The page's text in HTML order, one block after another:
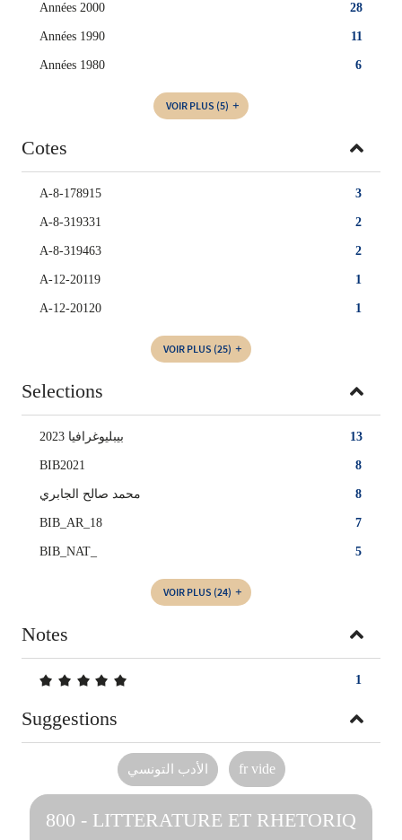
28
Années 2000
11
Années 1990
6
Années 1980
VOIR PLUS (5)
Cotes
3
A-8-178915
2
A-8-319331
2
A-8-319463
1
A-12-20119
1
A-12-20120
VOIR PLUS (25)
Selections
13 بيبليوغرافيا 2023
8
BIB2021
8 محمد صالح الجابري
7
BIB_AR_18
5
BIB_NAT_
VOIR PLUS (24)
Notes
1
5/5
Suggestions
الأدب التونسي‏ fr vide
800 - LITTERATURE ET RHETORIQ